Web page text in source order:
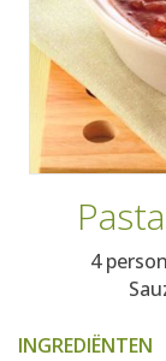
4
INGREDIËNTEN